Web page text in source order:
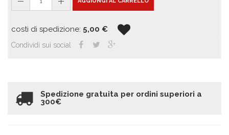
costi di spedizione: 5,00 €
Condividi sui social
Spedizione gratuita per ordini superiori a
300€